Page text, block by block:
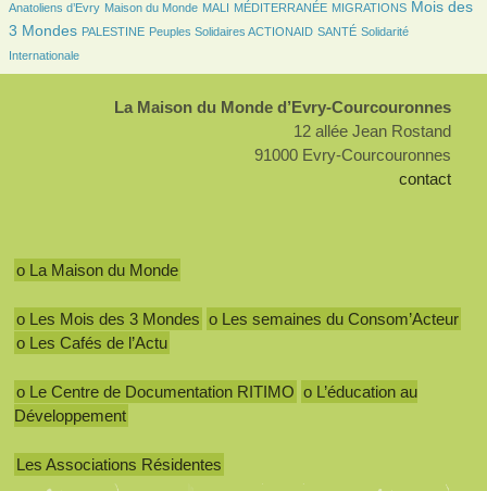
Anatoliens d’Evry
115/2686 Maison du Monde
32/2686 MALI
6/2686 MÉDITERRANÉE
172/2686 MIGRATIONS
1037/2686
Mois des
3 Mondes
78/2686 PALESTINE
91/2686 Peuples Solidaires ACTIONAID
102/2686 SANTÉ
236/2686
Solidarité
Internationale
La Maison du Monde d’Evry-Courcouronnes
12 allée Jean Rostand
91000 Evry-Courcouronnes
contact
o La Maison du Monde
o Les Mois des 3 Mondes o Les semaines du Consom’Acteur
o Les Cafés de l’Actu
o Le Centre de Documentation RITIMO o L’éducation au
Développement
Les Associations Résidentes